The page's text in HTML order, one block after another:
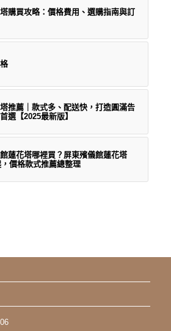
購買攻略：價格費用、選購指南與訂
推薦｜款式多、配送快，打造圓滿告
選【2025最新版】
蓮花塔哪裡買？屏東殯儀館蓮花塔
價格款式推薦總整理